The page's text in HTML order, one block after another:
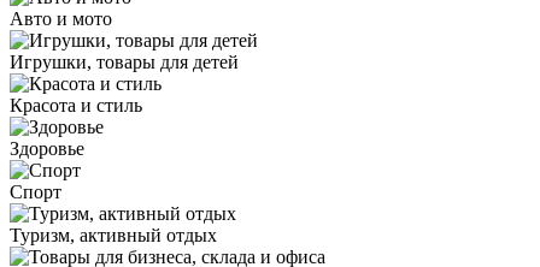
Авто и мото
Игрушки, товары для детей
Красота и стиль
Здоровье
Спорт
Туризм, активный отдых